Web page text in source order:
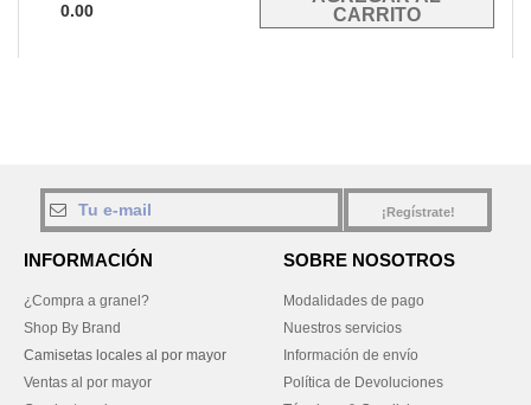
0.00
¡Regístrate!
INFORMACIÓN
¿Compra a granel?
Shop By Brand
Camisetas locales al por mayor
Ventas al por mayor
SOBRE NOSOTROS
Modalidades de pago
Nuestros servicios
Información de envío
Política de Devoluciones